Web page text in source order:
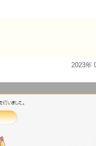
2023年